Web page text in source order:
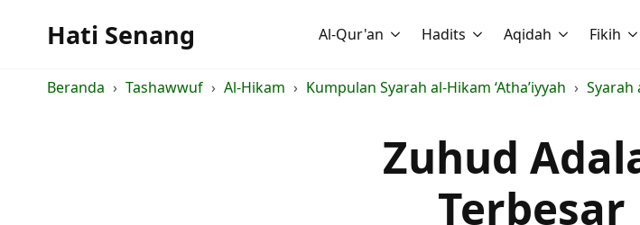
Hati Senang Al-Qur'an Hadits Aqidah Fikih
Beranda Tashawwuf Al-Hikam Kumpulan Syarah al-Hikam ‘Atha’iyyah Syarah
Zuhud
Terbesar